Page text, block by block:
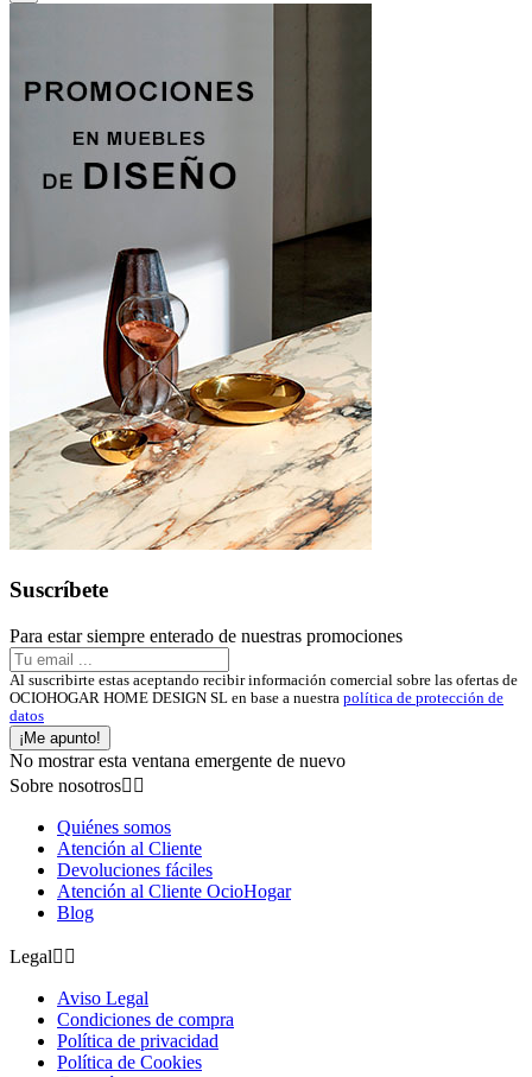
Suscríbete
Para estar siempre enterado de nuestras promociones
Al suscribirte estas aceptando recibir información comercial sobre las ofertas de
OCIOHOGAR HOME DESIGN SL en base a nuestra política de protección de
datos
¡Me apunto!
No mostrar esta ventana emergente de nuevo
Sobre nosotros 
Quiénes somos
Atención al Cliente
Devoluciones fáciles
Atención al Cliente OcioHogar
Blog
Legal 
Aviso Legal
Condiciones de compra
Política de privacidad
Política de Cookies